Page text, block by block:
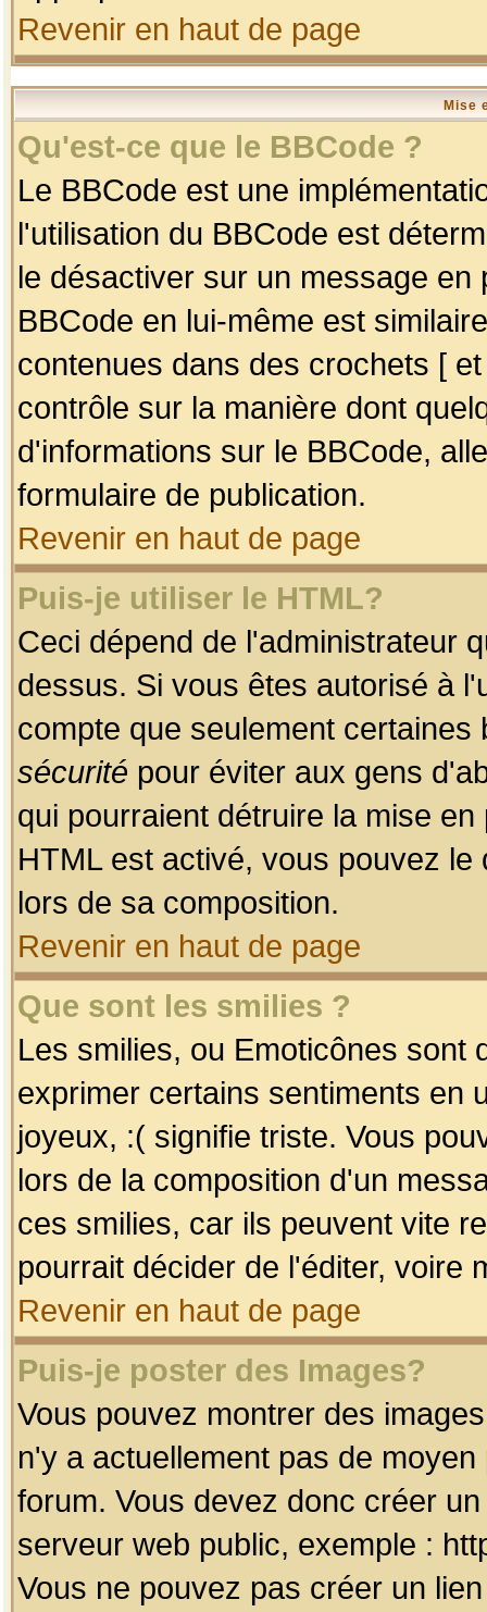
Revenir en haut de page
Mise
Qu'est-ce que le BBCode ?
Le BBCode est une
l'utilisation du BBCode est
le désactiver sur un message
BBCode en lui-même est
contenues dans des crochets [
contrôle sur la manière dont
d'informations sur le BBCode,
formulaire de publication.
Revenir en haut de page
Puis-je utiliser le HTML?
Ceci dépend de l'administrateur
dessus. Si vous êtes autorisé à
compte que seulement
sécurité pour éviter aux gens
qui pourraient détruire la mise
HTML est activé, vous pouvez
lors de sa composition.
Revenir en haut de page
Que sont les smilies ?
Les smilies, ou Emoticônes sont
exprimer certains sentiments en
joyeux, :( signifie triste. Vous
lors de la composition d'un
ces smilies, car ils peuvent vite
pourrait décider de l'éditer, voire
Revenir en haut de page
Puis-je poster des Images?
Vous pouvez montrer des
n'y a actuellement pas de
forum. Vous devez donc créer
serveur web public, exemple :
Vous ne pouvez pas créer un